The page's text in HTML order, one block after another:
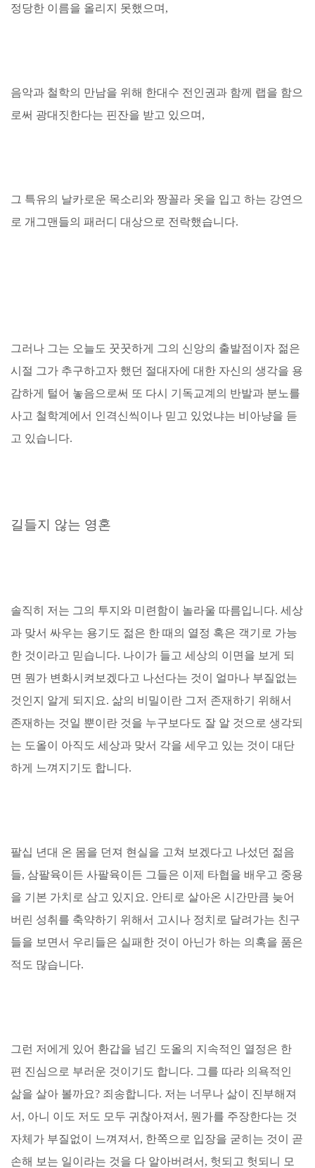
정당한 이름을 올리지 못했으며,
음악과 철학의 만남을 위해 한대수 전인권과 함께 랩을 함으
로써 광대짓한다는 핀잔을 받고 있으며,
그 특유의 날카로운 목소리와 짱꼴라 옷을 입고 하는 강연으
로 개그맨들의 패러디 대상으로 전락했습니다.
그러나 그는 오늘도 꿋꿋하게 그의 신앙의 출발점이자 젊은
시절 그가 추구하고자 했던 절대자에 대한 자신의 생각을 용
감하게 털어 놓음으로써 또 다시 기독교계의 반발과 분노를
사고 철학계에서 인격신씩이나 믿고 있었냐는 비아냥을 듣
고 있습니다.
길들지 않는 영혼
솔직히 저는 그의 투지와 미련함이 놀라울 따름입니다. 세상
과 맞서 싸우는 용기도 젊은 한 때의 열정 혹은 객기로 가능
한 것이라고 믿습니다. 나이가 들고 세상의 이면을 보게 되
면 뭔가 변화시켜보겠다고 나선다는 것이 얼마나 부질없는
것인지 알게 되지요. 삶의 비밀이란 그저 존재하기 위해서
존재하는 것일 뿐이란 것을 누구보다도 잘 알 것으로 생각되
는 도올이 아직도 세상과 맞서 각을 세우고 있는 것이 대단
하게 느껴지기도 합니다.
팔십 년대 온 몸을 던져 현실을 고쳐 보겠다고 나섰던 젊음
들, 삼팔육이든 사팔육이든 그들은 이제 타협을 배우고 중용
을 기본 가치로 삼고 있지요. 안티로 살아온 시간만큼 늦어
버린 성취를 축약하기 위해서 고시나 정치로 달려가는 친구
들을 보면서 우리들은 실패한 것이 아닌가 하는 의혹을 품은
적도 많습니다.
그런 저에게 있어 환갑을 넘긴 도올의 지속적인 열정은 한
편 진심으로 부러운 것이기도 합니다. 그를 따라 의욕적인
삶을 살아 볼까요? 죄송합니다. 저는 너무나 삶이 진부해져
서, 아니 이도 저도 모두 귀찮아져서, 뭔가를 주장한다는 것
자체가 부질없이 느껴져서, 한쪽으로 입장을 굳히는 것이 곧
손해 보는 일이라는 것을 다 알아버려서, 헛되고 헛되니 모